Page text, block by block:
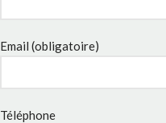
Email (obligatoire)
Téléphone